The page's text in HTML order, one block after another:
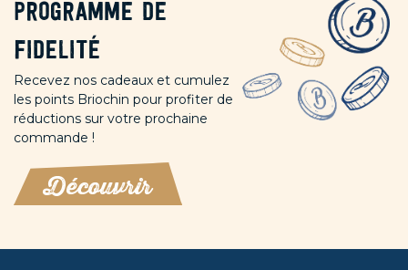
Programme de
fidelité
Recevez nos cadeaux et cumulez
les points Briochin pour profiter de
réductions sur votre prochaine
commande !
Découvrir